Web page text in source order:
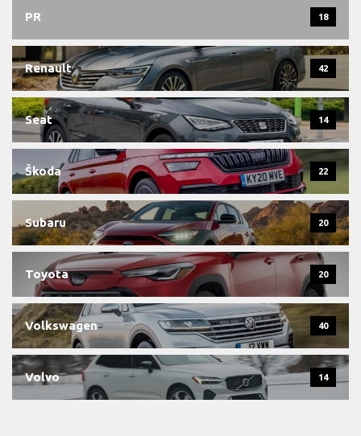
PR 18
Renault 42
Seat 14
Škoda 22
Subaru 20
Toyota 20
Volkswagen 40
Volvo 14